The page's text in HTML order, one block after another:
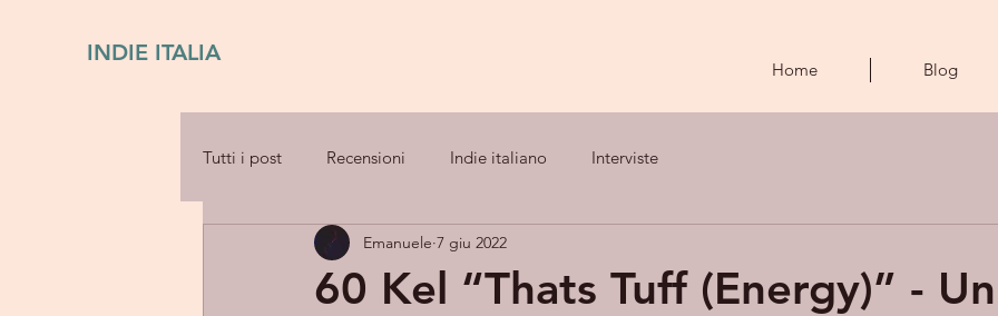
INDIE ITALIA
Home Blog
Tutti i post Recensioni Indie italiano Interviste
60 Kel “Thats Tuff (Energy)” -
Emanuele 7 giu 2022